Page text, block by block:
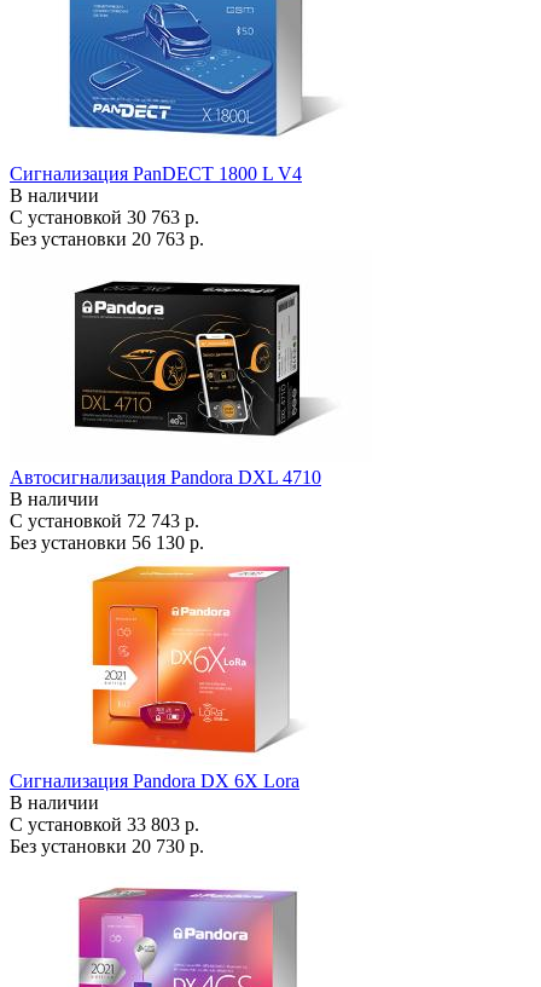
Сигнализация PanDECT 1800 L V4
В наличии
С установкой 30 763 р.
Без установки 20 763 р.
Автосигнализация Pandora DXL 4710
В наличии
С установкой 72 743 р.
Без установки 56 130 р.
Сигнализация Pandora DX 6X Lora
В наличии
С установкой 33 803 р.
Без установки 20 730 р.